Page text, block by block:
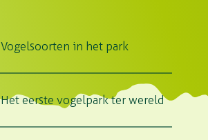
Vogelsoorten in het park
Het eerste vogelpark ter wereld